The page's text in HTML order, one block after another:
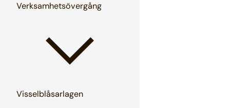
Verksamhetsövergång
Visselblåsarlagen